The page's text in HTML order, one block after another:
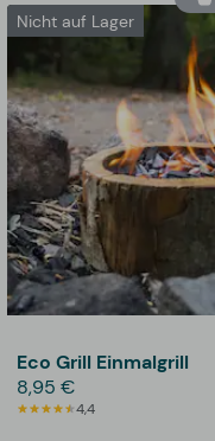
Nicht auf Lager
Eco Grill Einmalgrill
8,95 €
4,4